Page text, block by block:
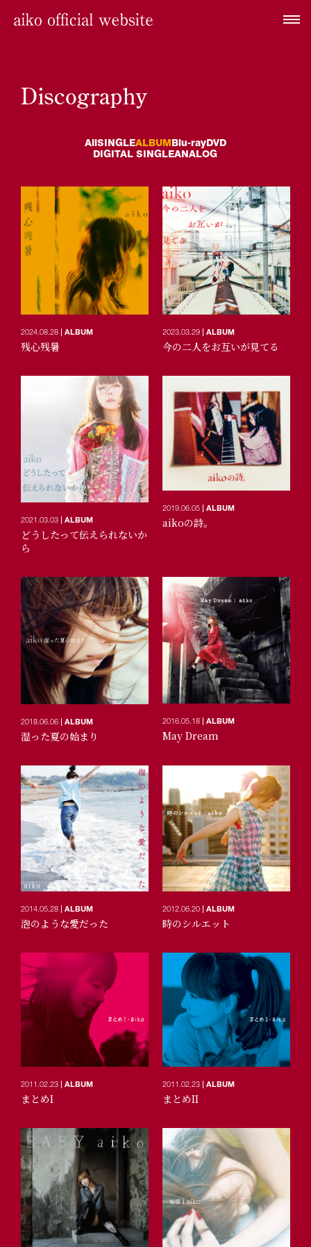
Discography
AllSINGLEALBUMBlu-rayDVD
DIGITAL SINGLEANALOG
2024.08.28 ALBUM
残心残暑
2023.03.29 ALBUM
今の二人をお互いが見てる
2021.03.03 ALBUM
どうしたって伝えられないか
ら
2019.06.05 ALBUM
aikoの詩。
2018.06.06 ALBUM
湿った夏の始まり
2016.05.18 ALBUM
May Dream
2014.05.28 ALBUM
泡のような愛だった
2012.06.20 ALBUM
時のシルエット
2011.02.23 ALBUM
まとめI
2011.02.23 ALBUM
まとめII